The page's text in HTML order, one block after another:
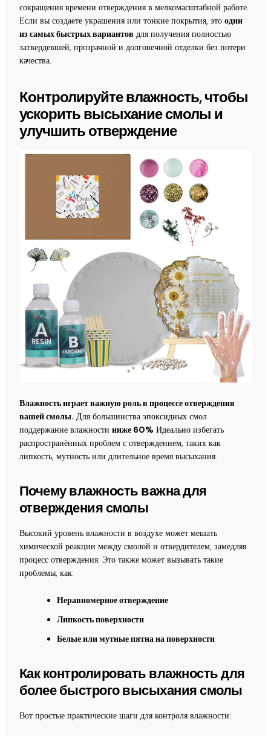
сокращения времени отверждения в мелкомасштабной работе.
Если вы создаете украшения или тонкие покрытия, это один
из самых быстрых вариантов для получения полностью
затвердевшей, прозрачной и долговечной отделки без потери
качества.
Контролируйте влажность, чтобы
ускорить высыхание смолы и
улучшить отверждение
Влажность играет важную роль в процессе отверждения
вашей смолы. Для большинства эпоксидных смол
поддержание влажности ниже 60% Идеально избегать
распространённых проблем с отверждением, таких как
липкость, мутность или длительное время высыхания.
Почему влажность важна для
отверждения смолы
Высокий уровень влажности в воздухе может мешать
химической реакции между смолой и отвердителем, замедляя
процесс отверждения. Это также может вызывать такие
проблемы, как:
Неравномерное отверждение
Липкость поверхности
Белые или мутные пятна на поверхности
Как контролировать влажность для
более быстрого высыхания смолы
Вот простые практические шаги для контроля влажности: